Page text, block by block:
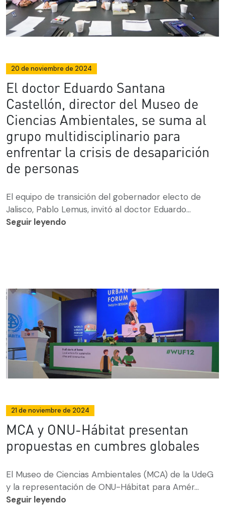
20 de noviembre de 2024
El doctor Eduardo Santana
Castellón, director del Museo de
Ciencias Ambientales, se suma al
grupo multidisciplinario para
enfrentar la crisis de desaparición
de personas
El equipo de transición del gobernador electo de
Jalisco, Pablo Lemus, invitó al doctor Eduardo...
Seguir leyendo
21 de noviembre de 2024
MCA y ONU-Hábitat presentan
propuestas en cumbres globales
El Museo de Ciencias Ambientales (MCA) de la UdeG
y la representación de ONU-Hábitat para Amér...
Seguir leyendo